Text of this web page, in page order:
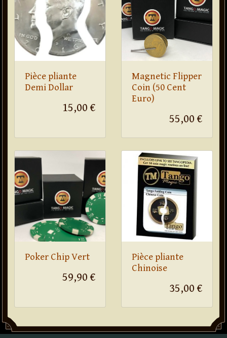
Pièce pliante
Demi Dollar
15,00 €
Magnetic Flipper
Coin (50 Cent
Euro)
55,00 €
Poker Chip Vert
59,90 €
Pièce pliante
Chinoise
35,00 €